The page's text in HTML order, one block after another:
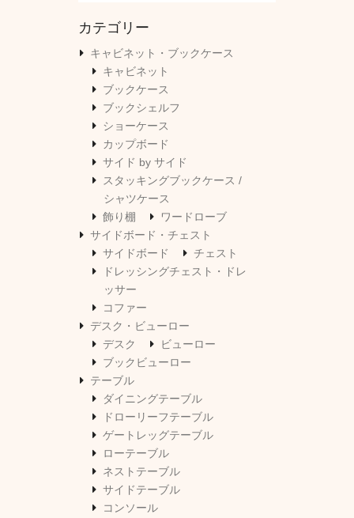
カテゴリー
キャビネット・ブックケース
キャビネット
ブックケース
ブックシェルフ
ショーケース
カップボード
サイド by サイド
スタッキングブックケース /
シャツケース
飾り棚
ワードローブ
サイドボード・チェスト
サイドボード
チェスト
ドレッシングチェスト・ドレ
ッサー
コファー
デスク・ビューロー
デスク
ビューロー
ブックビューロー
テーブル
ダイニングテーブル
ドローリーフテーブル
ゲートレッグテーブル
ローテーブル
ネストテーブル
サイドテーブル
コンソール